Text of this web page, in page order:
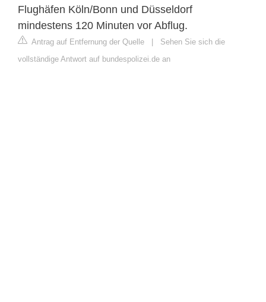
Flughäfen Köln/Bonn und Düsseldorf
mindestens 120 Minuten vor Abflug.
Antrag auf Entfernung der Quelle | Sehen Sie sich die
vollständige Antwort auf bundespolizei.de an